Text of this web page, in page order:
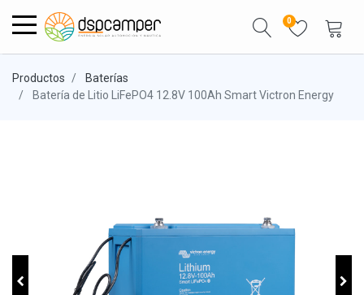
0
Productos
Baterías
Batería de Litio LiFePO4 12.8V 100Ah Smart Victron Energy